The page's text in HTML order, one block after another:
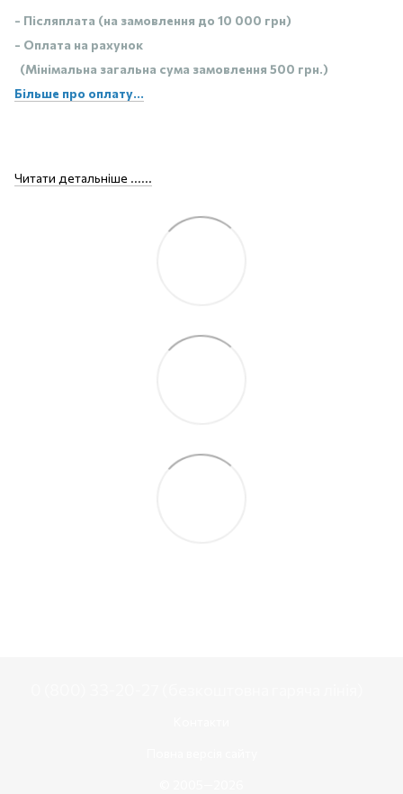
- Післяплата (на замовлення до 10 000 грн)
- Оплата на рахунок
(Мінімальна загальна сума замовлення 500 грн.)
Більше про оплату...
Читати детальніше ......